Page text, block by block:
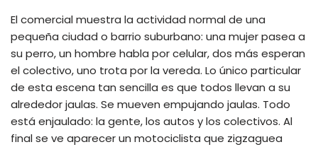
El comercial muestra la actividad normal de una
pequeña ciudad o barrio suburbano: una mujer pasea a
su perro, un hombre habla por celular, dos más esperan
el colectivo, uno trota por la vereda. Lo único particular
de esta escena tan sencilla es que todos llevan a su
alrededor jaulas. Se mueven empujando jaulas. Todo
está enjaulado: la gente, los autos y los colectivos. Al
final se ve aparecer un motociclista que zigzaguea